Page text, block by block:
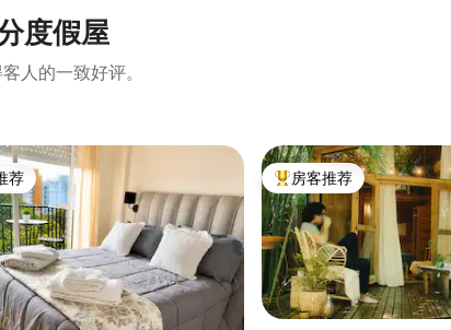
度假屋
人的一致好评。
客推荐」
荐 热门「房客推荐」
房客推荐